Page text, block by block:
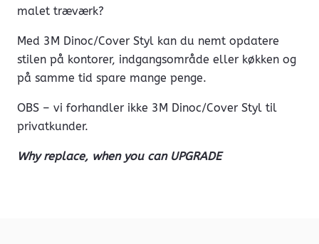
malet træværk?
Med 3M Dinoc/Cover Styl kan du nemt opdatere
stilen på kontorer, indgangsområde eller køkken og
på samme tid spare mange penge.
OBS – vi forhandler ikke 3M Dinoc/Cover Styl til
privatkunder.
Why replace, when you can UPGRADE